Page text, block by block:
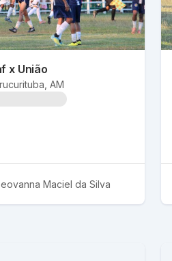
x União
, AM
Maciel da Silva